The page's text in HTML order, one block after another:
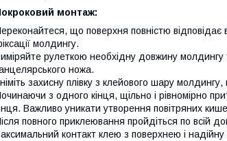
монтаж:
що поверхня повністю
молдингу.
рулеткою необхідну довжину молдингу
ножа.
захисну плівку з клейового шару
з одного кінця, щільно і рівномірно
Важливо уникати утворення повітряних
повного приклеювання пройдіться по всій
контакт клею з поверхнею і надійну